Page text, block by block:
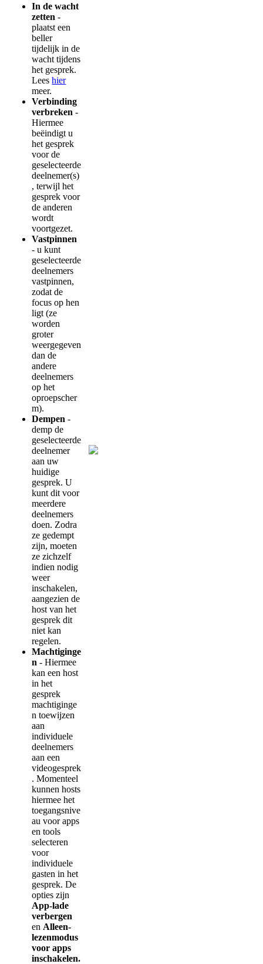
In de wacht
zetten -
plaatst een
beller
tijdelijk in de
wacht tijdens
het gesprek.
Lees hier
meer.
Verbinding
verbreken -
Hiermee
beëindigt u
het gesprek
voor de
geselecteerde
deelnemer(s)
, terwijl het
gesprek voor
de anderen
wordt
voortgezet.
Vastpinnen
- u kunt
geselecteerde
deelnemers
vastpinnen,
zodat de
focus op hen
ligt (ze
worden
groter
weergegeven
dan de
andere
deelnemers
op het
oproepscher
m).
Dempen -
demp de
geselecteerde
deelnemer
aan uw
huidige
gesprek. U
kunt dit voor
meerdere
deelnemers
doen. Zodra
ze gedempt
zijn, moeten
ze zichzelf
indien nodig
weer
inschakelen,
aangezien de
host van het
gesprek dit
niet kan
regelen.
Machtiginge
n - Hiermee
kan een host
in het
gesprek
machtiginge
n toewijzen
aan
individuele
deelnemers
aan een
videogesprek
. Momenteel
kunnen hosts
hiermee het
toegangsnive
au voor apps
en tools
selecteren
voor
individuele
gasten in het
gesprek. De
opties zijn
App-lade
verbergen
en Alleen-
lezenmodus
voor apps
inschakelen.